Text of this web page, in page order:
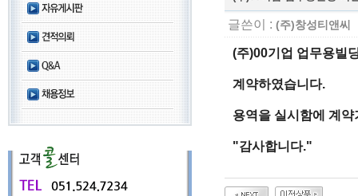
글쓴이 : (주)창성티앤씨
(주)00기업 업무용빌
계약하였습니다.
용역을 실시함에 계
"감사합니다."